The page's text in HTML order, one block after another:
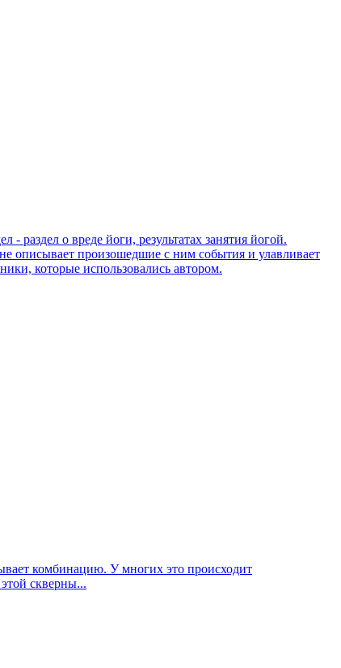
раздел о вреде йоги, результатах занятия йогой.
описывает произошедшие с ним события и улавливает
которые использовались автором.
комбинацию. У многих это происходит
скверны...